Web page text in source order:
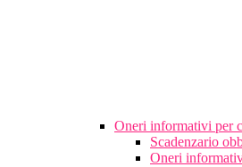
Oneri informativi per
Scadenzario
Oneri